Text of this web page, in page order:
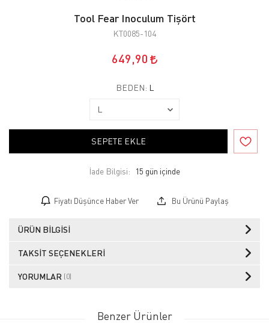
Tool Fear Inoculum Tişört
KT0085-104
649,90
BEDEN: L
SEPETE EKLE
İade Bilgisi:
Fiyatı Düşünce Haber Ver Bu Ürünü Paylaş
ÜRÜN BILGISI
TAKSIT SEÇENEKLERI
YORUMLAR (0)
Benzer Ürünler